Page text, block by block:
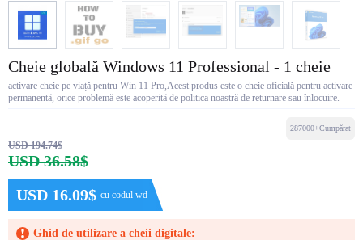
Cheie globală Windows 11 Professional - 1 cheie
activare cheie pe viață pentru Win 11 Pro,Acest produs este o cheie oficială pentru activare
permanentă, orice problemă este acoperită de politica noastră de returnare sau înlocuire.
USD 194.74$
USD 36.58$
USD 16.09$ cu codul wd
287000+Cumpărat
Ghid de utilizare a cheii digitale: